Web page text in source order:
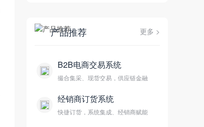
产品推荐 更多 >
B2B电商交易系统
撮合集采、现货交易，供应链金融
经销商订货系统
快捷订货，系统集成、经销商赋能